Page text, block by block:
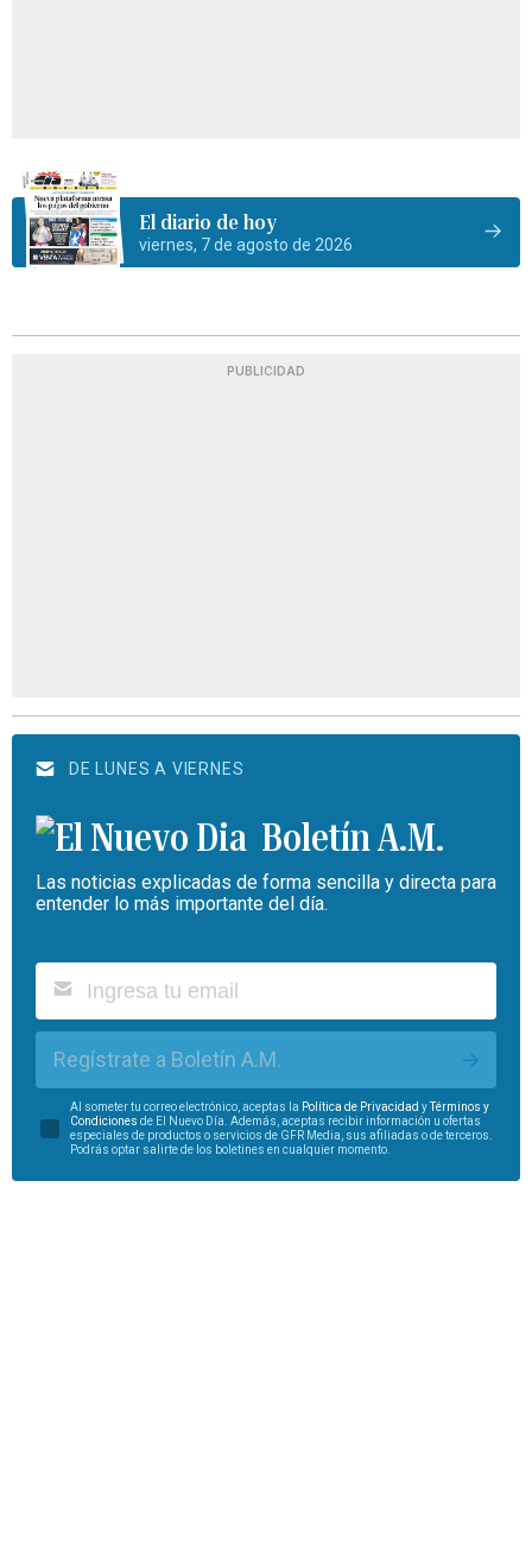
El diario de hoy
viernes, 7 de agosto de 2026
PUBLICIDAD
DE LUNES A VIERNES
Boletín A.M.
Las noticias explicadas de forma sencilla y directa para
entender lo más importante del día.
Regístrate a Boletín A.M.
Al someter tu correo electrónico, aceptas la Política de Privacidad yTérminos y
Condiciones de El Nuevo Día. Además, aceptas recibir información u ofertas
especiales de productos o servicios de GFR Media, sus afiliadas o de terceros.
Podrás optar salirte de los boletines en cualquier momento.